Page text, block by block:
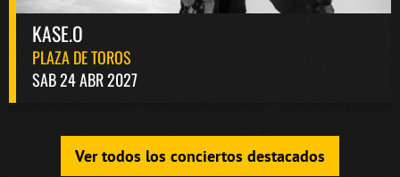
KASE.O
PLAZA DE TOROS
SAB 24 ABR 2027
Ver todos los conciertos destacados